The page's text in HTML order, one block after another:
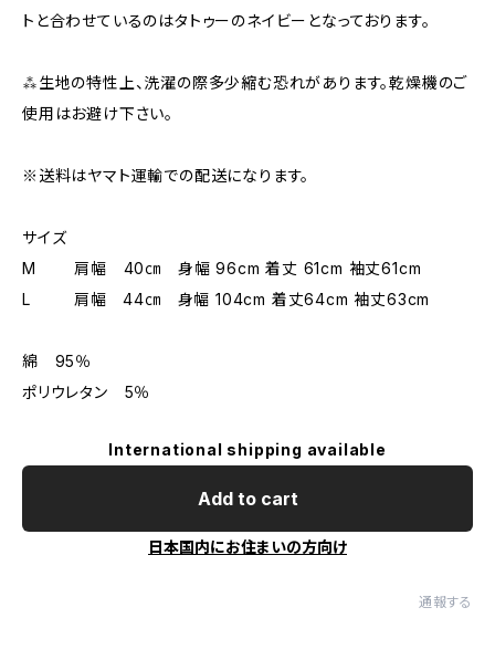
トと合わせているのはタトゥーのネイビーとなっております。
⁂生地の特性上、洗濯の際多少縮む恐れがあります。乾燥機のご
使用はお避け下さい。
※送料はヤマト運輸での配送になります。
サイズ
M 肩幅 40㎝ 身幅 96cm 着丈 61cm 袖丈61cm
L 肩幅 44㎝ 身幅 104cm 着丈64cm 袖丈63cm
綿 95％
ポリウレタン 5％
International shipping available
Add to cart
日本国内にお住まいの方向け
通報する